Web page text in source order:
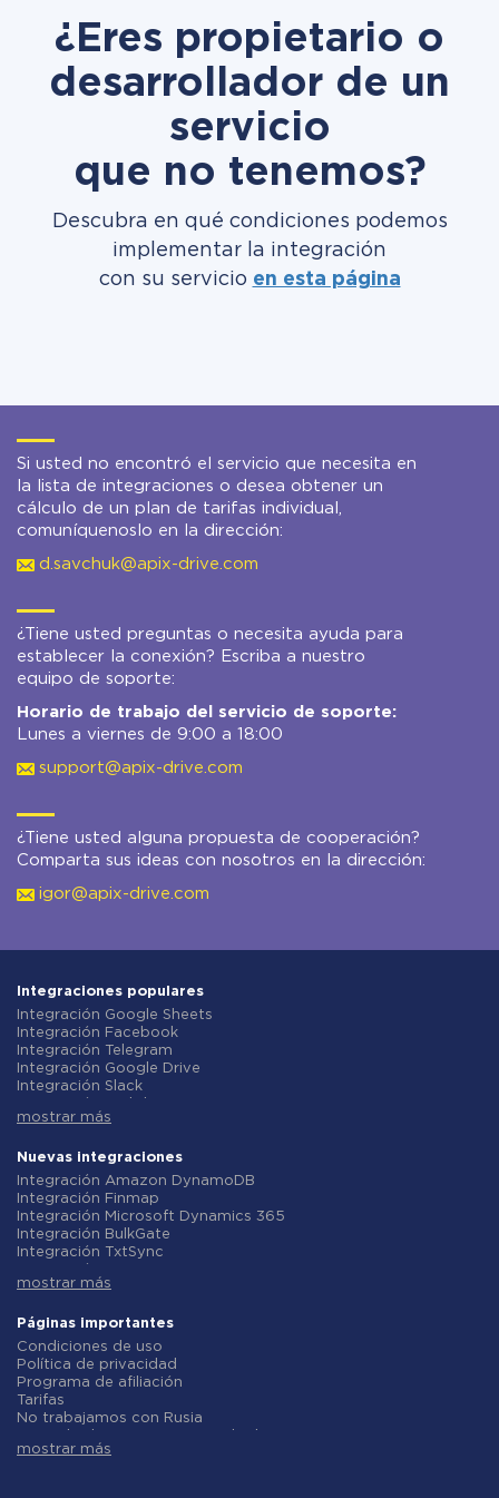
¿Eres propietario o
desarrollador de un
servicio
que no tenemos?
Descubra en qué condiciones podemos
implementar la integración
con su servicio en esta página
Si usted no encontró el servicio que necesita en
la lista de integraciones o desea obtener un
cálculo de un plan de tarifas individual,
comuníquenoslo en la dirección:
d.savchuk@apix-drive.com
¿Tiene usted preguntas o necesita ayuda para
establecer la conexión? Escriba a nuestro
equipo de soporte:
Horario de trabajo del servicio de soporte:
Lunes a viernes de 9:00 a 18:00
support@apix-drive.com
¿Tiene usted alguna propuesta de cooperación?
Comparta sus ideas con nosotros en la dirección:
igor@apix-drive.com
Integraciones populares
Integración Google Sheets
Integración Facebook
Integración Telegram
Integración Google Drive
Integración Slack
Integración Gmail
Integración ClickUp
Integración Airtable
Integración Google Contacts
Integración OpenAI (ChatGPT)
Integración Instagram
Integración ActiveCampaign
Integración Typeform
Integración Salesforce CRM
Integración Notion
Integración AWeber
Integración Asana
Integración ZOHO CRM
Integración Webhooks
Integración GetResponse
Integración WooCommerce
mostrar más
Nuevas integraciones
Integración Amazon DynamoDB
Integración Finmap
Integración Microsoft Dynamics 365
Integración BulkGate
Integración TxtSync
Integración Corezoid
Integración Instasent
Integración AtomPark
Integración TXTImpact
Integración Campaign Monitor
Integración CM.com
Integración D7 Networks
Integración SMS.to
Integración SMSGlobal
mostrar más
Páginas importantes
Condiciones de uso
Política de privacidad
Programa de afiliación
Tarifas
No trabajamos con Rusia
Politica de reembolso
mostrar más